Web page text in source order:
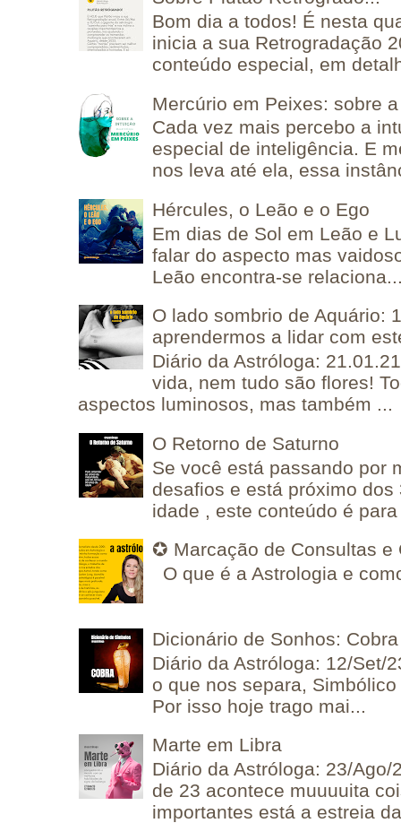
Bom dia a todos! É nesta
inicia a sua Retrogradação
conteúdo especial, em
Mercúrio em Peixes: sobre
Cada vez mais percebo a
especial de inteligência. E
nos leva até ela, essa
Hércules, o Leão e o Ego
Em dias de Sol em Leão e
falar do aspecto mas
Leão encontra-se
O lado sombrio de Aquário:
aprendermos a lidar com
Diário da Astróloga:
vida, nem tudo são flores!
aspectos luminosos, mas também ...
O Retorno de Saturno
Se você está passando por
desafios e está próximo
idade , este conteúdo é
✪ Marcação de Consultas e
O que é a Astrologia e
Dicionário de Sonhos: Cobra
Diário da Astróloga: 12/Set/
o que nos separa,
Por isso hoje trago mai...
Marte em Libra
Diário da Astróloga: 23/
de 23 acontece muuuuita
importantes está a estreia